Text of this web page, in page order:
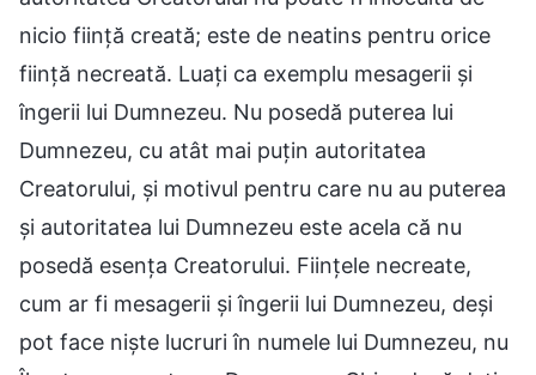
nicio ființă creată; este de neatins pentru orice
ființă necreată. Luați ca exemplu mesagerii și
îngerii lui Dumnezeu. Nu posedă puterea lui
Dumnezeu, cu atât mai puțin autoritatea
Creatorului, și motivul pentru care nu au puterea
și autoritatea lui Dumnezeu este acela că nu
posedă esența Creatorului. Ființele necreate,
cum ar fi mesagerii și îngerii lui Dumnezeu, deși
pot face niște lucruri în numele lui Dumnezeu, nu